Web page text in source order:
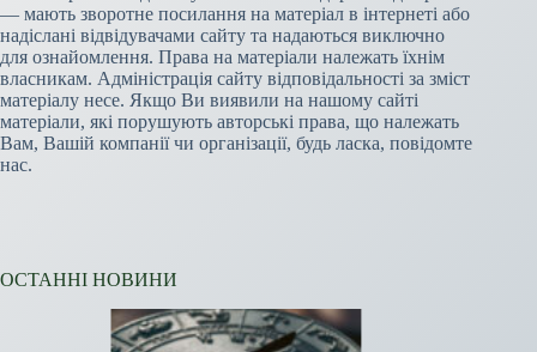
— мають зворотне посилання на матеріал в інтернеті або
надіслані відвідувачами сайту та надаються виключно
для ознайомлення. Права на матеріали належать їхнім
власникам. Адміністрація сайту відповідальності за зміст
матеріалу несе. Якщо Ви виявили на нашому сайті
матеріали, які порушують авторські права, що належать
Вам, Вашій компанії чи організації, будь ласка, повідомте
нас.
ОСТАННІ НОВИНИ